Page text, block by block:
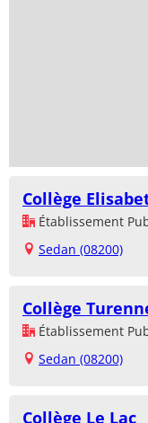
Collège
Établissement
Sedan (08200)
Collège
Établissement
Sedan (08200)
Collège Le Lac